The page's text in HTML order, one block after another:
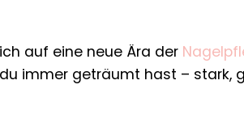
auf eine neue Ära der
immer geträumt hast – stark,